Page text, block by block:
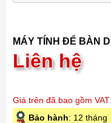
MÁY TÍNH ĐỂ BÀN
Liên hệ
Giá trên đã bao gồm VAT
Bảo hành: 12 tháng